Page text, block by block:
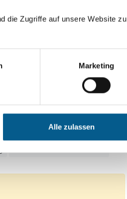
die Zugriffe auf unsere Website zu
Marketing
Alle zulassen